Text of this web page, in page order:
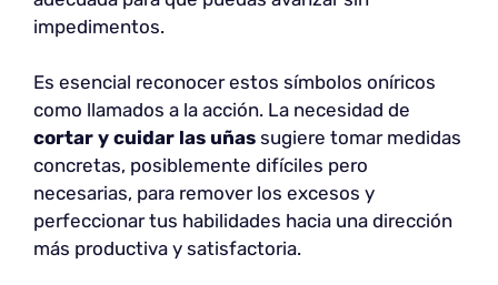
impedimentos.
Es esencial reconocer estos símbolos oníricos
como llamados a la acción. La necesidad de
cortar y cuidar las uñas sugiere tomar medidas
concretas, posiblemente difíciles pero
necesarias, para remover los excesos y
perfeccionar tus habilidades hacia una dirección
más productiva y satisfactoria.